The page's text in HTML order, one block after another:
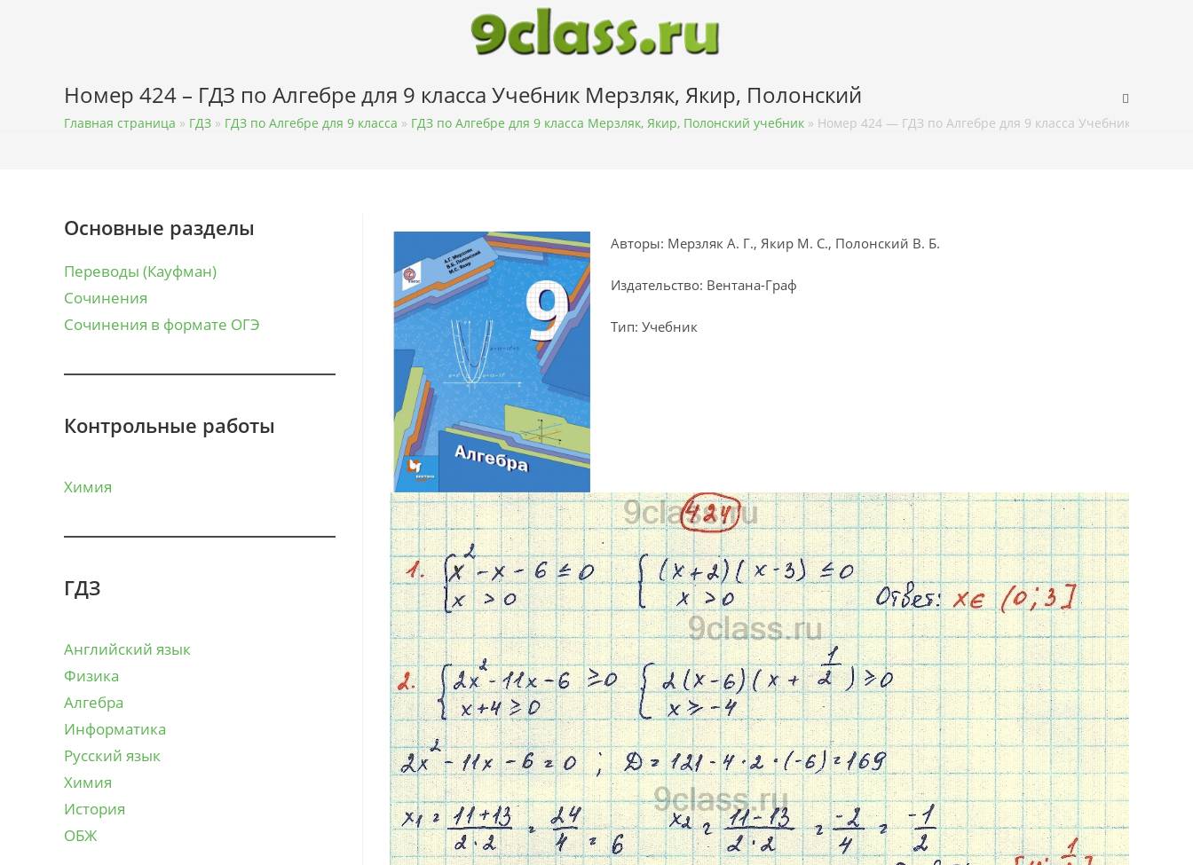
Номер 424 – ГДЗ по Алгебре для 9 класса Учебник Мерзляк, Якир, Полонский
Главная страница » ГДЗ » ГДЗ по Алгебре для 9 класса » ГДЗ по Алгебре для 9 класса Мерзляк, Якир, Полонский учебник » Номер 424 — ГДЗ по Алгебре для 9 класса Учебник
Основные разделы
Переводы (Кауфман)
Сочинения
Сочинения в формате ОГЭ
Контрольные работы
Химия
ГДЗ
Английский язык
Физика
Алгебра
Информатика
Русский язык
Химия
История
ОБЖ
Авторы: Мерзляк А. Г., Якир М. С., Полонский В. Б.
Издательство: Вентана-Граф
Тип: Учебник